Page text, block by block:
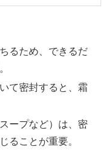
るため、できるだ
て密封すると、霜
ープなど）は、密
ることが重要。